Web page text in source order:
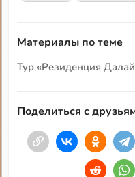
Материалы по теме
Тур «Резиденция
Поделиться с